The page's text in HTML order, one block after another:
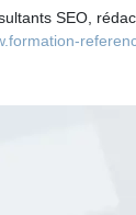
SEO,